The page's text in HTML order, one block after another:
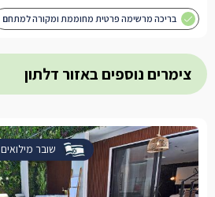
בריכה מרשימה פרטית מחוממת ומקורה למתחם
צימרים נוספים באזור דלתון
שובר מילואים